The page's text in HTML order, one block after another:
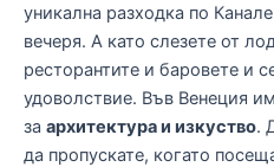
уникална разходка по
вечеря. А като слезете от
ресторантите и баровете и
удоволствие. Във Венеция
за архитектура и изкуство.
да пропускате, когато